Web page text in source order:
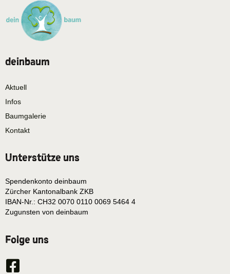
deinbaum
Aktuell
Infos
Baumgalerie
Kontakt
Unterstütze uns
Spendenkonto deinbaum
Zürcher Kantonalbank ZKB
IBAN-Nr.: CH32 0070 0110 0069 5464 4
Zugunsten von deinbaum
Folge uns